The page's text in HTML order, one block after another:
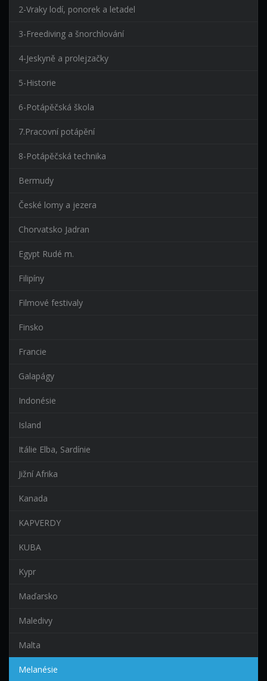
2-Vraky lodí, ponorek a letadel
3-Freediving a šnorchlování
4-Jeskyně a prolejzačky
5-Historie
6-Potápěčská škola
7.Pracovní potápění
8-Potápěčská technika
Bermudy
České lomy a jezera
Chorvatsko Jadran
Egypt Rudé m.
Filipíny
Filmové festivaly
Finsko
Francie
Galapágy
Indonésie
Island
Itálie Elba, Sardínie
Jižní Afrika
Kanada
KAPVERDY
KUBA
Kypr
Maďarsko
Maledivy
Malta
Melanésie